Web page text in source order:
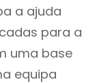
a ajuda
para a
uma base
equipa